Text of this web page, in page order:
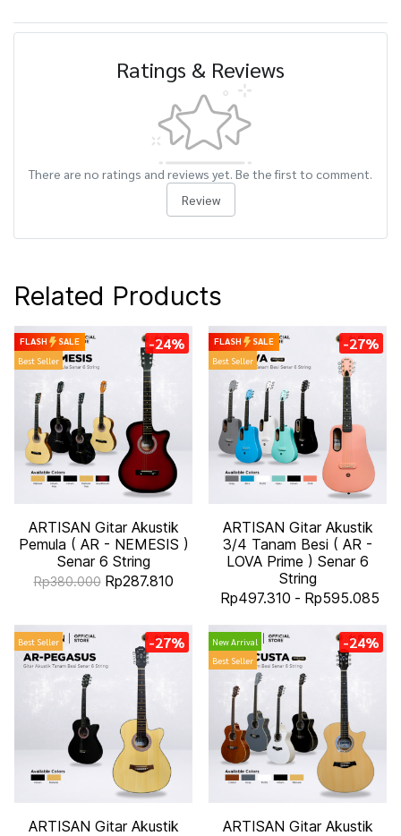
Ratings & Reviews
There are no ratings and reviews yet. Be the first to comment.
Review
Related Products
FLASH
SALE
Best Seller
-24%
ARTISAN Gitar Akustik
Pemula ( AR - NEMESIS )
Senar 6 String
Rp380.000 Rp287.810
FLASH
SALE
Best Seller
-27%
ARTISAN Gitar Akustik
3/4 Tanam Besi ( AR -
LOVA Prime ) Senar 6
String
Rp497.310 - Rp595.085
Best Seller -27%
ARTISAN Gitar Akustik
New Arrival
Best Seller
-24%
ARTISAN Gitar Akustik